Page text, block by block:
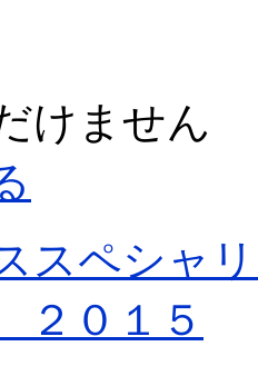
けません
スペシャ
０１５